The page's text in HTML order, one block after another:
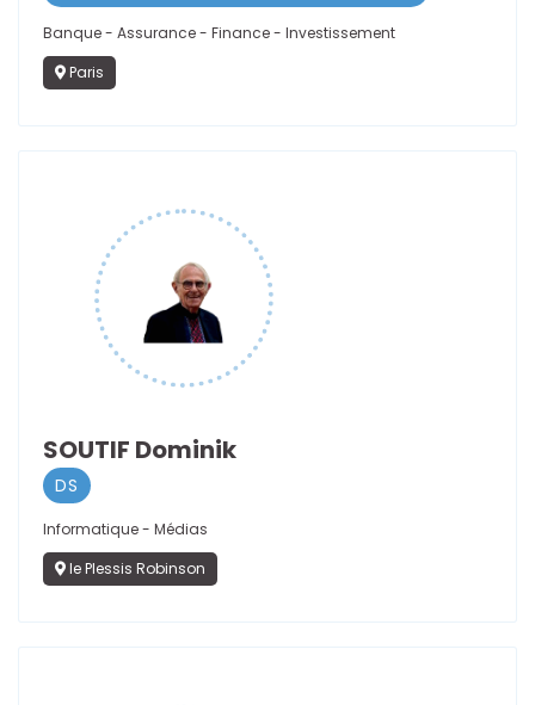
Banque - Assurance - Finance - Investissement
Paris
SOUTIF Dominik
DS
Informatique - Médias
le Plessis Robinson